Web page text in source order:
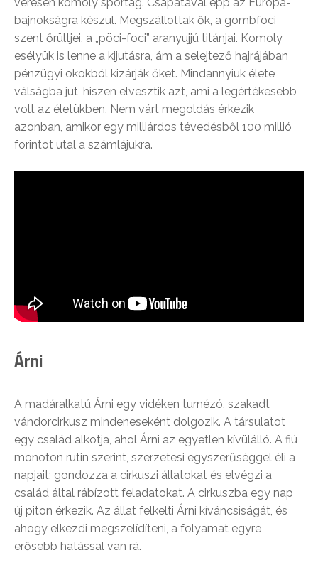
bajnokságra készül. Megszállottak ők, a gombfoci
szent őrültjei, a „pöci-foci” aranyujjú titánjai. Komoly
esélyük is lenne a kijutásra, ám a selejtező hajrájában
pénzügyi okokból kizárják őket. Mindannyiuk élete
válságba jut, hiszen elvesztik azt, ami a legértékesebb
volt az életükben. Nem várt megoldás érkezik
azonban, amikor egy milliárdos tévedésből 100 millió
forintot utal a számlájukra.
Árni
A madáralkatú Árni egy vidéken turnézó, szakadt
vándorcirkusz mindeneseként dolgozik. A társulatot
egy család alkotja, ahol Árni az egyetlen kívülálló. A fiú
monoton rutin szerint, szerzetesi egyszerűséggel éli a
napjait: gondozza a cirkuszi állatokat és elvégzi a
család által rábízott feladatokat. A cirkuszba egy nap
új piton érkezik. Az állat felkelti Árni kíváncsiságát, és
ahogy elkezdi megszelídíteni, a folyamat egyre
erősebb hatással van rá.